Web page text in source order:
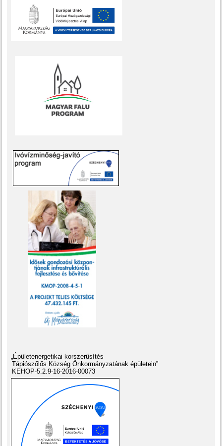
„Épületenergetikai korszerűsítés
Tápiószőlős Község Önkormányzatának épületein”
KEHOP-5.2.9-16-2016-00073